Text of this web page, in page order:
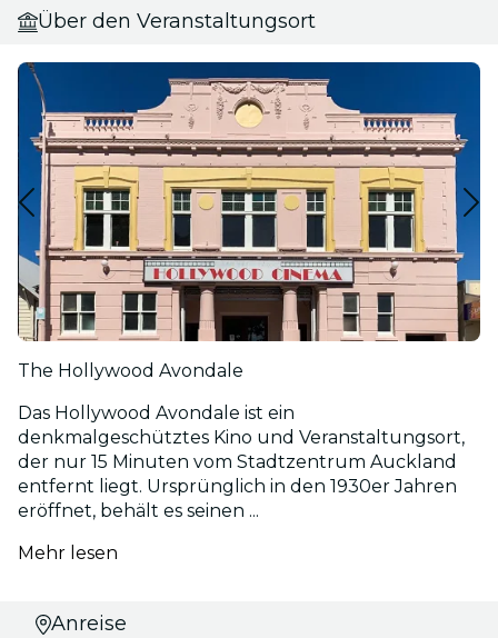
Über den Veranstaltungsort
The Hollywood Avondale
Das Hollywood Avondale ist ein
denkmalgeschütztes Kino und Veranstaltungsort,
der nur 15 Minuten vom Stadtzentrum Auckland
entfernt liegt. Ursprünglich in den 1930er Jahren
eröffnet, behält es seinen ...
Mehr lesen
Datums- und
Anreise